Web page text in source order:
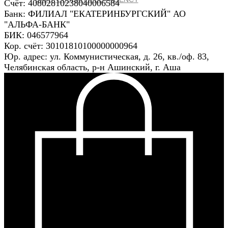
Счёт: 40802810238040006584
Банк: ФИЛИАЛ "ЕКАТЕРИНБУРГСКИЙ" АО
"АЛЬФА-БАНК"
БИК: 046577964
Кор. счёт: 30101810100000000964
Юр. адрес: ул. Коммунистическая, д. 26, кв./оф. 83,
Челябинская область, р-н Ашинский, г. Аша